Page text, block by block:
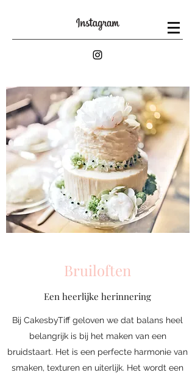
Bruiloften
Een heerlijke herinnering
Bij CakesbyTiff geloven we dat balans heel
belangrijk is bij het maken van een
bruidstaart. Het is een perfecte harmonie van
smaken, texturen en uiterlijk. Het wordt een